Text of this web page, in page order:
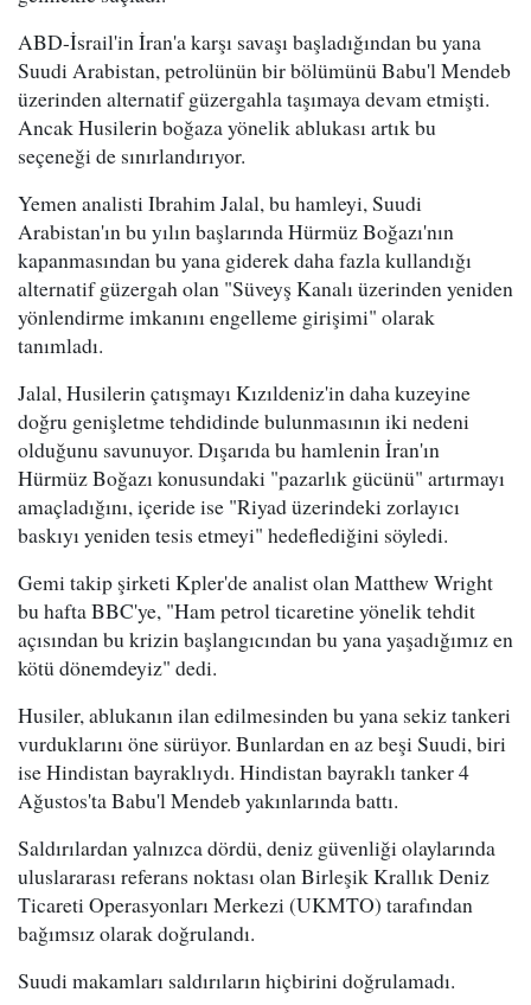
ABD-İsrail'in İran'a karşı savaşı başladığından bu yana
Suudi Arabistan, petrolünün bir bölümünü Babu'l Mendeb
üzerinden alternatif güzergahla taşımaya devam etmişti.
Ancak Husilerin boğaza yönelik ablukası artık bu
seçeneği de sınırlandırıyor.
Yemen analisti Ibrahim Jalal, bu hamleyi, Suudi
Arabistan'ın bu yılın başlarında Hürmüz Boğazı'nın
kapanmasından bu yana giderek daha fazla kullandığı
alternatif güzergah olan "Süveyş Kanalı üzerinden yeniden
yönlendirme imkanını engelleme girişimi" olarak
tanımladı.
Jalal, Husilerin çatışmayı Kızıldeniz'in daha kuzeyine
doğru genişletme tehdidinde bulunmasının iki nedeni
olduğunu savunuyor. Dışarıda bu hamlenin İran'ın
Hürmüz Boğazı konusundaki "pazarlık gücünü" artırmayı
amaçladığını, içeride ise "Riyad üzerindeki zorlayıcı
baskıyı yeniden tesis etmeyi" hedeflediğini söyledi.
Gemi takip şirketi Kpler'de analist olan Matthew Wright
bu hafta BBC'ye, "Ham petrol ticaretine yönelik tehdit
açısından bu krizin başlangıcından bu yana yaşadığımız en
kötü dönemdeyiz" dedi.
Husiler, ablukanın ilan edilmesinden bu yana sekiz tankeri
vurduklarını öne sürüyor. Bunlardan en az beşi Suudi, biri
ise Hindistan bayraklıydı. Hindistan bayraklı tanker 4
Ağustos'ta Babu'l Mendeb yakınlarında battı.
Saldırılardan yalnızca dördü, deniz güvenliği olaylarında
uluslararası referans noktası olan Birleşik Krallık Deniz
Ticareti Operasyonları Merkezi (UKMTO) tarafından
bağımsız olarak doğrulandı.
Suudi makamları saldırıların hiçbirini doğrulamadı.